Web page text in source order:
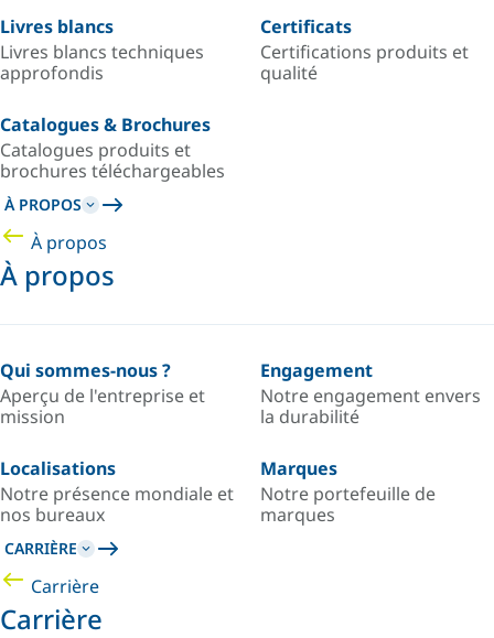
Livres blancs
Livres blancs techniques
approfondis
Certificats
Certifications produits et
qualité
Catalogues & Brochures
Catalogues produits et
brochures téléchargeables
À PROPOS
À propos
À propos
Qui sommes-nous ?
Aperçu de l'entreprise et
mission
Engagement
Notre engagement envers
la durabilité
Localisations
Notre présence mondiale et
nos bureaux
Marques
Notre portefeuille de
marques
CARRIÈRE
Carrière
Carrière